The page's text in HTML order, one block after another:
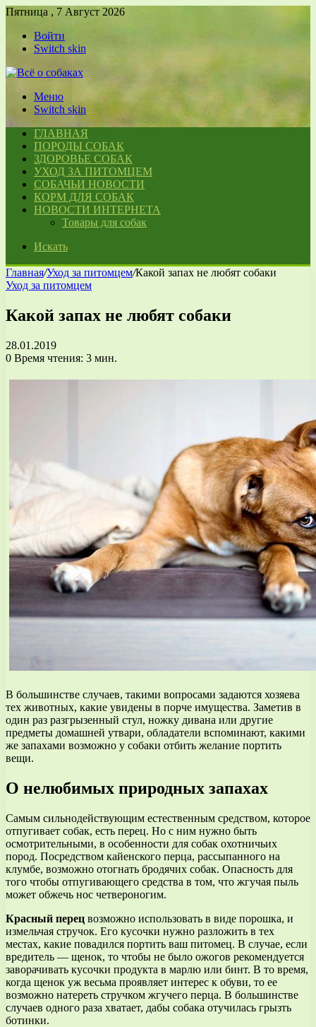
Пятница , 7 Август 2026
Войти
Switch skin
Меню
Switch skin
ГЛАВНАЯ
ПОРОДЫ СОБАК
ЗДОРОВЬЕ СОБАК
УХОД ЗА ПИТОМЦЕМ
СОБАЧЬИ НОВОСТИ
КОРМ ДЛЯ СОБАК
НОВОСТИ ИНТЕРНЕТА
Товары для собак
Искать
Главная/Уход за питомцем/Какой запах не любят собаки
Уход за питомцем
Какой запах не любят собаки
28.01.2019
0 Время чтения: 3 мин.
В большинстве случаев, такими вопросами задаются хозяева
тех животных, какие увидены в порче имущества. Заметив в
один раз разгрызенный стул, ножку дивана или другие
предметы домашней утвари, обладатели вспоминают, какими
же запахами возможно у собаки отбить желание портить
вещи.
О нелюбимых природных запахах
Самым сильнодействующим естественным средством, которое
отпугивает собак, есть перец. Но с ним нужно быть
осмотрительными, в особенности для собак охотничьих
пород. Посредством кайенского перца, рассыпанного на
клумбе, возможно отогнать бродячих собак. Опасность для
того чтобы отпугивающего средства в том, что жгучая пыль
может обжечь нос четвероногим.
Красный перец возможно использовать в виде порошка, и
измельчая стручок. Его кусочки нужно разложить в тех
местах, какие повадился портить ваш питомец. В случае, если
вредитель — щенок, то чтобы не было ожогов рекомендуется
заворачивать кусочки продукта в марлю или бинт. В то время,
когда щенок уж весьма проявляет интерес к обуви, то ее
возможно натереть стручком жгучего перца. В большинстве
случаев одного раза хватает, дабы собака отучилась грызть
ботинки.